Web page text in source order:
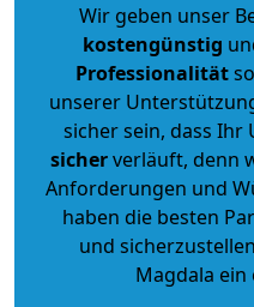
Wir geben unser
kostengünstig
Professionalität
unserer
sicher sein, dass Ihr
sicherverläuft, denn
Anforderungen und
haben die besten
und
Magdala